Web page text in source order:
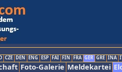
CZE DEN ENG ESP FAI FIN FRA GER GRE INA
Foto-Galerie Meldekartei